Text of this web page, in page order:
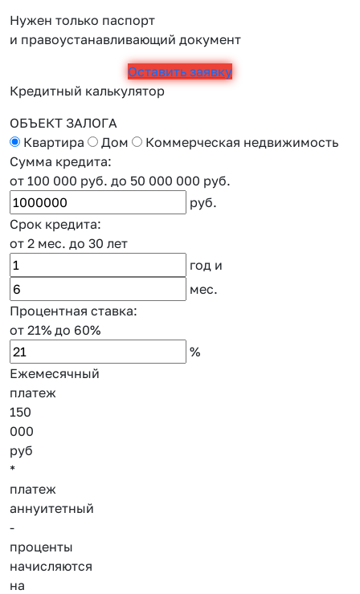
Нужен только паспорт
и правоустанавливающий документ
Оставить заявку
Кредитный калькулятор
ОБЪЕКТ ЗАЛОГА
Квартира
Дом
Коммерческая недвижимость
Сумма кредита:
от 100 000 руб. до 50 000 000 руб.
руб.
Срок кредита:
от 2 мес. до 30 лет
год и
мес.
Процентная ставка:
от 21% до 60%
%
Ежемесячный
платеж
150
000
руб
*
платеж
аннуитетный
-
проценты
начисляются
на